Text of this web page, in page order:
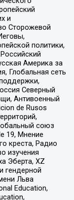
и
Сторожевой
политики,
Америка за
Глобальная сеть
Северный
Антивоенный
de Rusos
союз
19, Мнение
креста, Радио
изучения
Эберта, XZ
гендерной
Льва
Education,